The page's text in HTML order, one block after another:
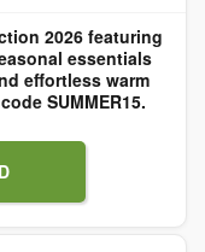
2026 featuring
essentials
effortless warm
SUMMER15.